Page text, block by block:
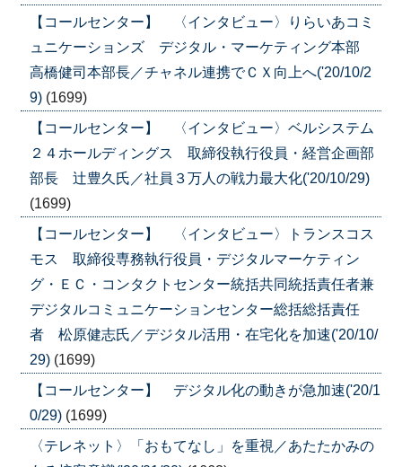
【コールセンター】 〈インタビュー〉りらいあコミ
ュニケーションズ デジタル・マーケティング本部
高橋健司本部長／チャネル連携でＣＸ向上へ('20/10/2
9) (1699)
【コールセンター】 〈インタビュー〉ベルシステム
２４ホールディングス 取締役執行役員・経営企画部
部長 辻豊久氏／社員３万人の戦力最大化('20/10/29)
(1699)
【コールセンター】 〈インタビュー〉トランスコス
モス 取締役専務執行役員・デジタルマーケティン
グ・ＥＣ・コンタクトセンター統括共同統括責任者兼
デジタルコミュニケーションセンター総括総括責任
者 松原健志氏／デジタル活用・在宅化を加速('20/10/
29) (1699)
【コールセンター】 デジタル化の動きが急加速('20/1
0/29) (1699)
〈テレネット〉「おもてなし」を重視／あたたかみの